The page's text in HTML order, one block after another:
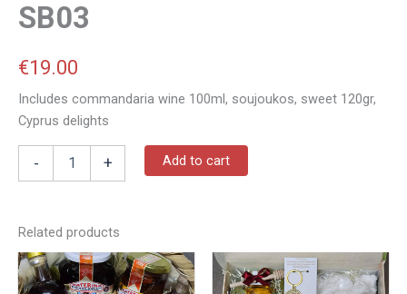
SB03
€19.00
Includes commandaria wine 100ml, soujoukos, sweet 120gr,
Cyprus delights
- + Add to cart
Related products